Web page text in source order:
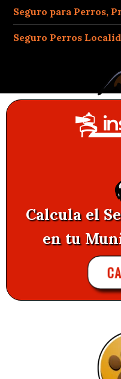
Seguro para Perros,
Seguro Perros
Calcula el
en tu